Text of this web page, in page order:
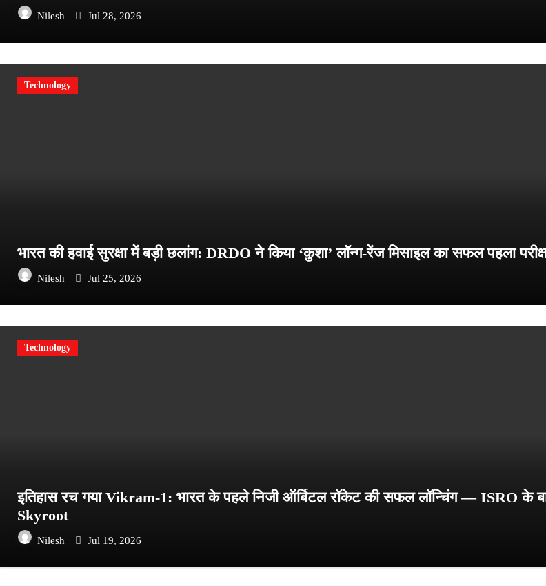
Nilesh Jul 28, 2026
Technology
भारत की हवाई सुरक्षा में बड़ी छलांग: DRDO ने किया ‘कुशा’ लॉन्ग-रेंज मिसाइल का सफल पहला
Nilesh Jul 25, 2026
Technology
इतिहास रच गया Vikram-1: भारत के पहले निजी ऑर्बिटल रॉकेट की सफल लॉन्चिंग — ISRO के
Skyroot
Nilesh Jul 19, 2026